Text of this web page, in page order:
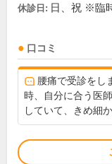
休診日: 日、祝 ※臨
口コミ
腰痛で受診をし
時、自分に合う医
していて、きめ細か